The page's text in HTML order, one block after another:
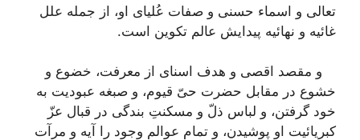
تعالى و اسماء حسنى و صفات عُلیاى او، از جمله علل
غائیه و نهائیه پیدایش عالم تكوین است.
و مقصد اقصى و هدف اسناى از معرفت، خضوع و
خشوع در مقابل حضرت حىّ قیوم، و صبغه عبودیت به
خود گرفتن، و لباس ذلّ و مسكنتِ بندگى در قبال عزّ
كبریائیت او پوشیدن، و تمام عوالم وجود را آیه و مرآت